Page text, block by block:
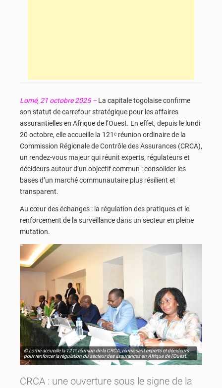
Lomé, 21 octobre 2025 – La capitale togolaise confirme
son statut de carrefour stratégique pour les affaires
assurantielles en Afrique de l’Ouest. En effet, depuis le lundi
20 octobre, elle accueille la 121ᵉ réunion ordinaire de la
Commission Régionale de Contrôle des Assurances (CRCA),
un rendez-vous majeur qui réunit experts, régulateurs et
décideurs autour d’un objectif commun : consolider les
bases d’un marché communautaire plus résilient et
transparent.
Au cœur des échanges : la régulation des pratiques et le
renforcement de la surveillance dans un secteur en pleine
mutation.
© Lomé accueille la 121ᵉ réunion de la CRCA, réunissant experts et décideurs
pour renforcer la régulation du secteur des assurances en Afrique de l’Ouest.
CRCA : une ouverture sous le signe de la